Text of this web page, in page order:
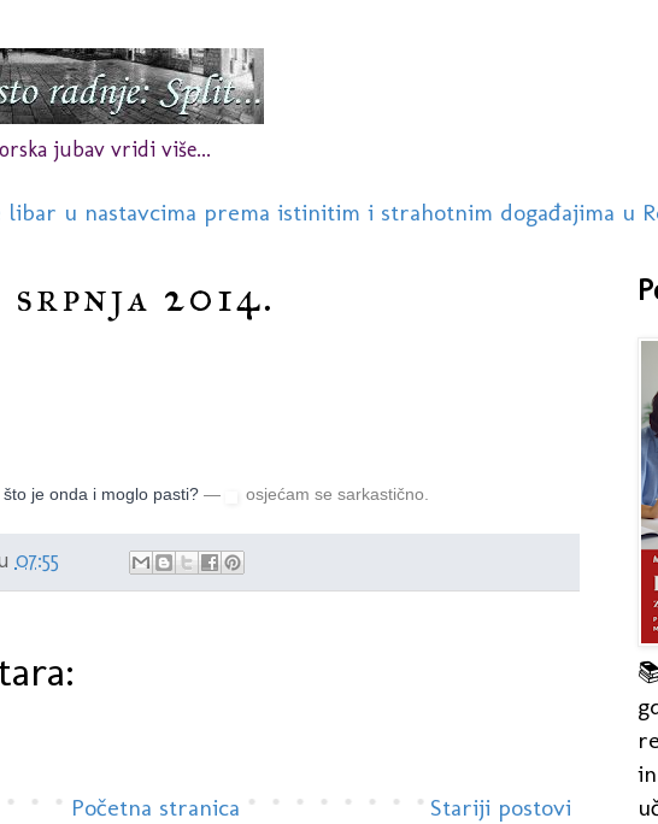
jubav vridi više...
u nastavcima prema istinitim i strahotnim događajima u
2014.
je onda i moglo pasti?— osjećam se sarkastično.
07:55
Stariji postovi
Početna stranica